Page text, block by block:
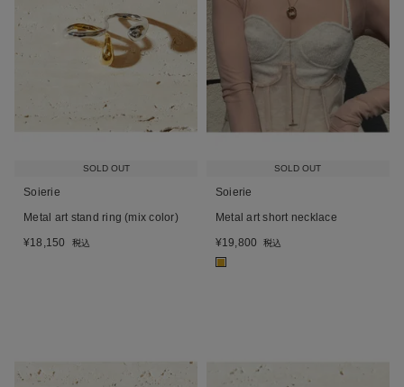
SOLD OUT
Soierie
Metal art stand ring (mix color)
¥18,150 税込
SOLD OUT
Soierie
Metal art short necklace
¥19,800 税込
■